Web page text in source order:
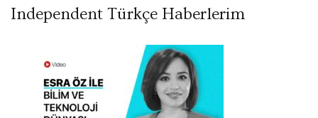
Independent Türkçe Haberlerim